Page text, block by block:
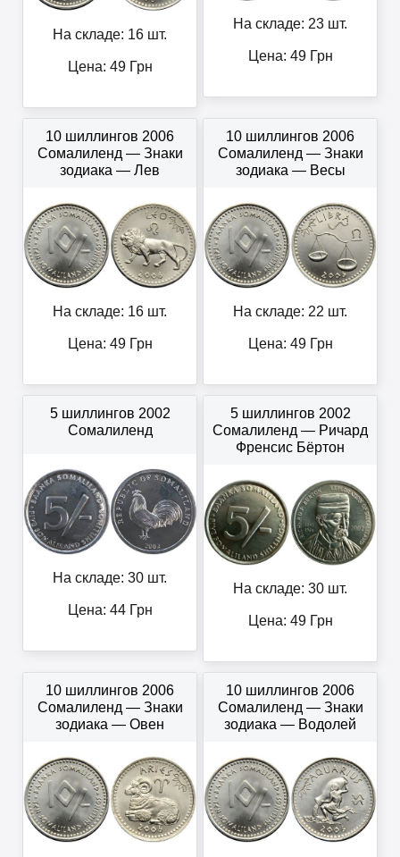
На складе: 16 шт.
Цена: 49Грн
На складе: 23 шт.
Цена: 49Грн
10 шиллингов 2006
Сомалиленд — Знаки
зодиака — Лев
На складе: 16 шт.
Цена: 49Грн
10 шиллингов 2006
Сомалиленд — Знаки
зодиака — Весы
На складе: 22 шт.
Цена: 49Грн
5 шиллингов 2002
Сомалиленд
На складе: 30 шт.
Цена: 44Грн
5 шиллингов 2002
Сомалиленд — Ричард
Френсис Бёртон
На складе: 30 шт.
Цена: 49Грн
10 шиллингов 2006
Сомалиленд — Знаки
зодиака — Овен
10 шиллингов 2006
Сомалиленд — Знаки
зодиака — Водолей